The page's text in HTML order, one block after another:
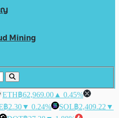
ญ
Mining
ETH฿62,969.00 ▲ 0.45%
฿2.30▼ 0.24% SOL฿2,409.22 ▼